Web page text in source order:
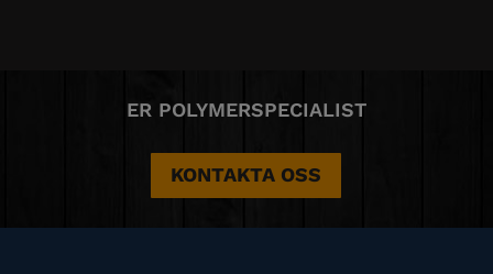
ER POLYMERSPECIALIST
KONTAKTA OSS